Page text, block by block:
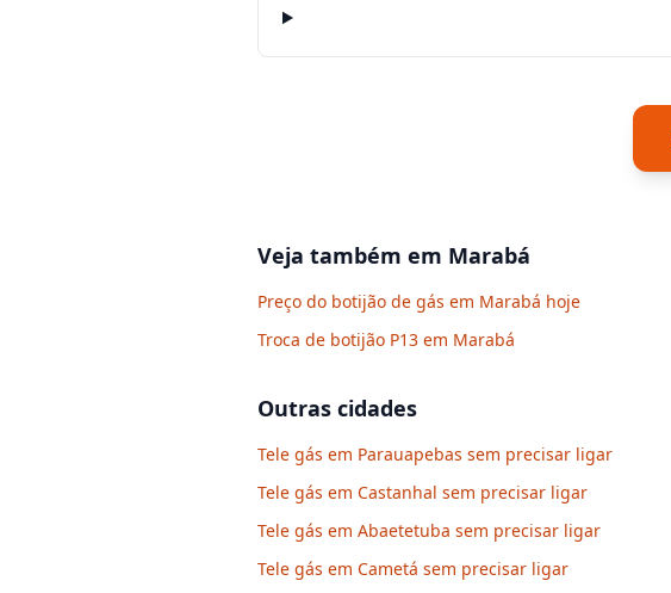
Veja também em Marabá
Preço do botijão de gás em Marabá hoje
Troca de botijão P13 em Marabá
Outras cidades
Tele gás em Parauapebas sem precisar ligar
Tele gás em Castanhal sem precisar ligar
Tele gás em Abaetetuba sem precisar ligar
Tele gás em Cametá sem precisar ligar